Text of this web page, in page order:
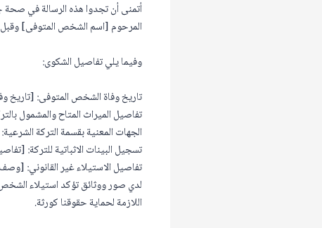
أتمنى أن تجدوا هذه الرسالة في
المرحوم [اسم الشخص المتوفى]
وفيما يلي تفاصيل الشكوى:
تاريخ وفاة الشخص المتوفى: [تاريخ
تفاصيل الميراث المتاح والمشمول
الجهات المعنية بقسمة التركة
تسجيل البينات الاثباتية للتركة:
تفاصيل الاستيلاء غير القانوني:
لدي صور ووثائق تؤكد استيلاء
اللازمة لحماية حقوقنا كورثة.